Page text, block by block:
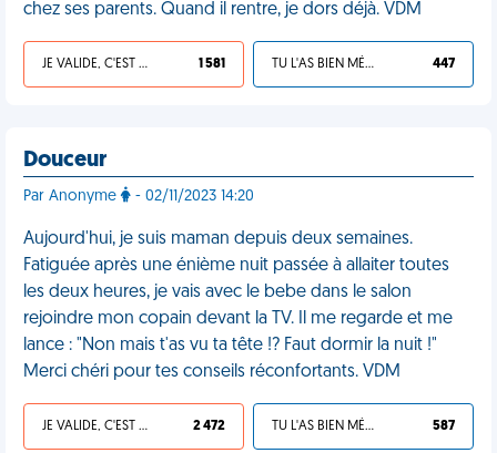
chez ses parents. Quand il rentre, je dors déjà. VDM
JE VALIDE, C'EST UNE VDM 1 581 TU L'AS BIEN MÉRITÉ 447
Douceur
Par Anonyme - 02/11/2023 14:20
Aujourd'hui, je suis maman depuis deux semaines.
Fatiguée après une énième nuit passée à allaiter toutes
les deux heures, je vais avec le bebe dans le salon
rejoindre mon copain devant la TV. Il me regarde et me
lance : "Non mais t'as vu ta tête !? Faut dormir la nuit !"
Merci chéri pour tes conseils réconfortants. VDM
JE VALIDE, C'EST UNE VDM 2 472 TU L'AS BIEN MÉRITÉ 587